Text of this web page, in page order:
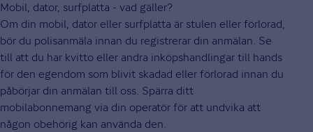
Mobil, dator, surfplatta - vad gäller?
Om din mobil, dator eller surfplatta är stulen eller förlorad,
bör du polisanmäla innan du registrerar din anmälan. Se
till att du har kvitto eller andra inköpshandlingar till hands
för den egendom som blivit skadad eller förlorad innan du
påbörjar din anmälan till oss. Spärra ditt
mobilabonnemang via din operatör för att undvika att
någon obehörig kan använda den.